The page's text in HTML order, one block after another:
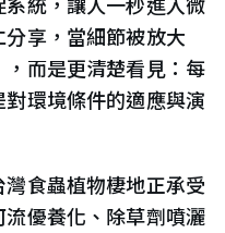
享，當細節被放大
而是更清楚看見：每
環境條件的適應與演
食蟲植物棲地正承受
優養化、除草劑噴灑